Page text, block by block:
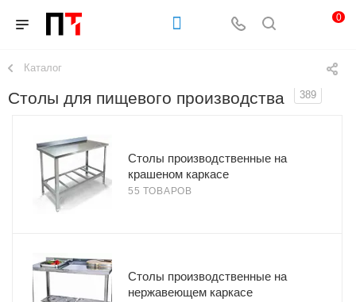
0
Каталог
Столы для пищевого производства 389
Столы производственные на
крашеном каркасе
55 ТОВАРОВ
Столы производственные на
нержавеющем каркасе